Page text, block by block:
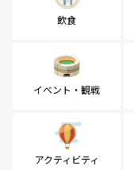
飲食
イベント・観戦
アクティビティ